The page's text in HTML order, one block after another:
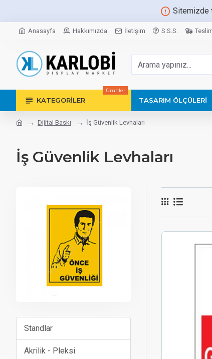
Sitemizde
Anasayfa Hakkımızda İletişim S.S.S.
KATEGORILER
Ürünler
TASARIM ÖLÇÜLERI
Dijital Baskı İş Güvenlik Levhaları
İş Güvenlik Levhaları
Standlar
Akrilik - Pleksi